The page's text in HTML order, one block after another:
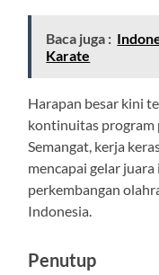
Baca juga :
Karate
Harapan besar kini
kontinuitas program
Semangat, kerja
mencapai gelar
perkembangan
Indonesia.
Penutup